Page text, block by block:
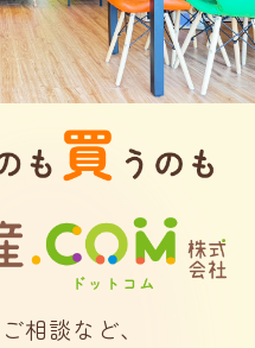
相談など、